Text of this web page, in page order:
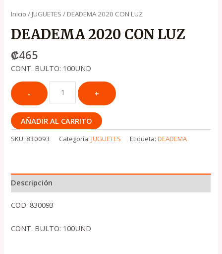
Inicio / JUGUETES / DEADEMA 2020 CON LUZ
DEADEMA 2020 CON LUZ
₡465
CONT. BULTO: 100UND
AÑADIR AL CARRITO
SKU: 830093 Categoría:JUGUETES Etiqueta:DEADEMA
Descripción
COD: 830093
CONT. BULTO: 100UND